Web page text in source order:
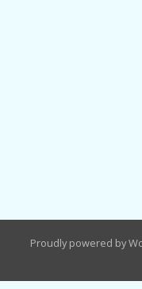
Proudly powered by